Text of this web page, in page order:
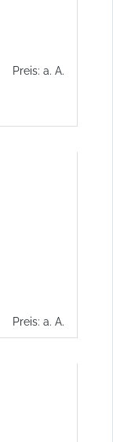
Preis: a. A.
Preis: a. A.